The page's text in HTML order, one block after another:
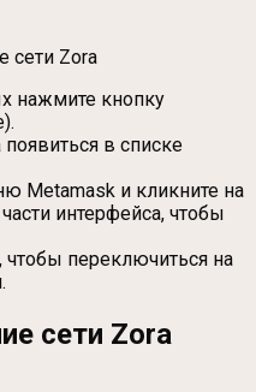
сети Zora
нажмите кнопку
в списке
Metamask и кликните на
интерфейса, чтобы
чтобы переключиться на
сети Zora